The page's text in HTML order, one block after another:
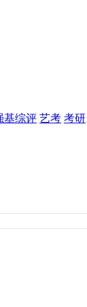
基综评 艺考 考研